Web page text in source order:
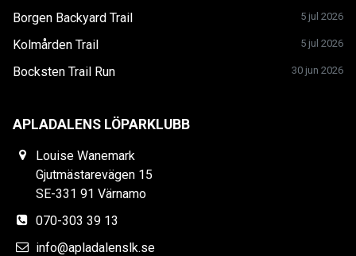
Borgen Backyard Trail 5 jul 2026
Kolmården Trail 5 jul 2026
Bocksten Trail Run 30 jun 2026
APLADALENS LÖPARKLUBB
Louise Wanemark
Gjutmästarevägen 15
SE-331 91 Värnamo
070-303 39 13
info@apladalenslk.se